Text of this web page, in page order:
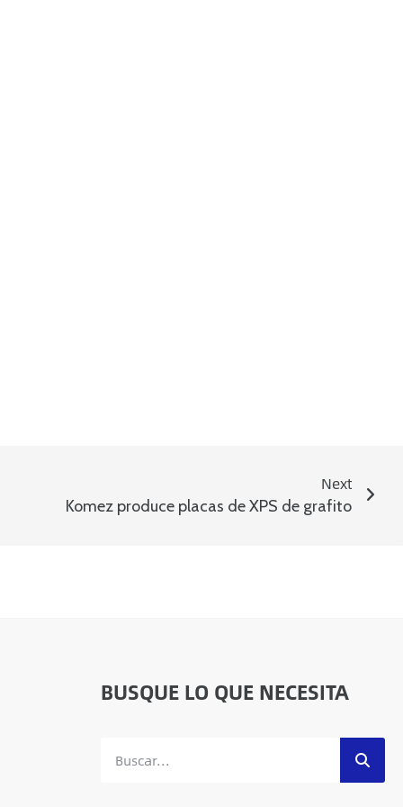
Next
Komez produce placas de XPS de grafito
BUSQUE LO QUE NECESITA